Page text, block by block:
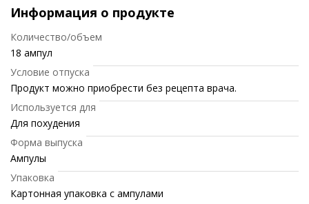
Информация о продукте
Количество/объем
18 ампул
Условие отпуска
Продукт можно приобрести без рецепта врача.
Используется для
Для похудения
Форма выпуска
Ампулы
Упаковка
Картонная упаковка с ампулами